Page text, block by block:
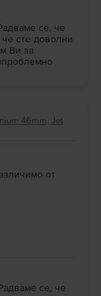
се, че
сте доволни
Ви за
46mm, Jet
от
се, че